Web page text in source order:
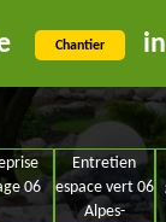
Chantier
06
Entretien
espace vert 06
Alpes-